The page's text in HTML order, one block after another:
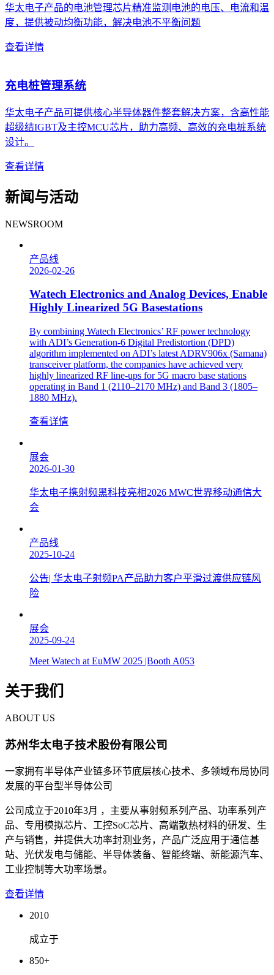
华太电子产品的电池管理芯片精准监测电池的电压、电流和温
度，提供被动均衡功能，解决电池不平衡问题
查看详情
充电桩管理系统
华太电子产品可提供核心半导体器件整套解决方案，含高性能
超级结IGBT及主控MCU芯片，助力高频、高效的充电桩系统
设计。
查看详情
新闻与活动
NEWSROOM
产品线
2026-02-26
Watech Electronics and Analog Devices, Enable
Highly Linearized 5G Basestations
By combining Watech Electronics’ RF power technology
with ADI’s Generation-6 Digital Predistortion (DPD)
algorithm implemented on ADI’s latest ADRV906x (Samana)
transceiver platform, the companies have achieved very
highly linearized RF line-ups for 5G macro base stations
operating in Band 1 (2110–2170 MHz) and Band 3 (1805–
1880 MHz).
查看详情
展会
2026-01-30
华太电子携射频黑科技亮相2026 MWC世界移动通信大
会
产品线
2025-10-24
公告| 华太电子射频PA产品助力客户平滑过渡供应链风
险
展会
2025-09-24
Meet Watech at EuMW 2025 |Booth A053
关于我们
ABOUT US
苏州华太电子技术股份有限公司
一家拥有半导体产业链多环节底层核心技术、多领域布局协同
发展的平台型半导体公司
公司成立于2010年3月 ，主要从事射频系列产品、功率系列产
品、专用模拟芯片、工控SoC芯片、高端散热材料的研发、生
产与销售，并提供大功率封测业务，产品广泛应用于通信基
站、光伏发电与储能、半导体装备、智能终端、新能源汽车、
工业控制等大功率场景。
查看详情
2010
成立于
850+